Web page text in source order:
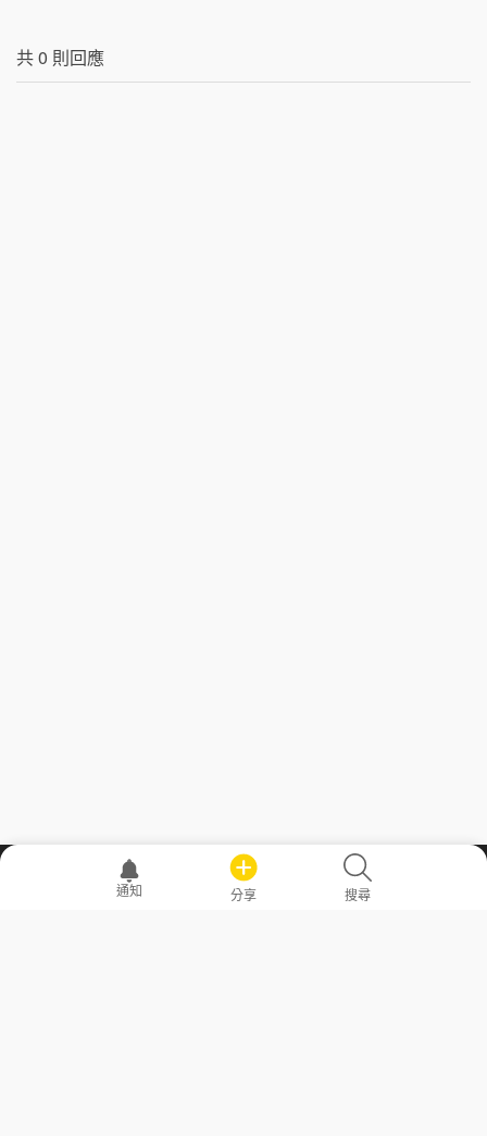
共0 則回應
職場透明化運動
通知 分享 搜尋